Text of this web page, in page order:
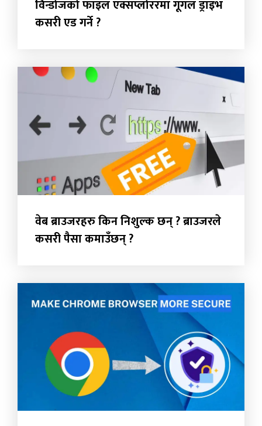
विन्डोजको फाइल एक्सप्लोररमा गूगल ड्राइभ
कसरी एड गर्ने ?
वेब ब्राउजरहरु किन निशुल्क छन् ? ब्राउजरले
कसरी पैसा कमाउँछन् ?